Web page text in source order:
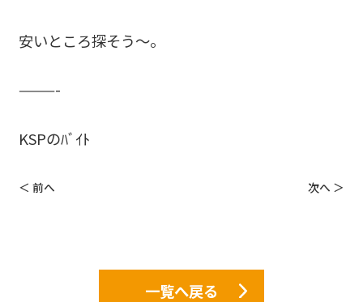
安いところ探そう～。
———-
KSPのﾊﾞｲﾄ
＜ 前へ 次へ ＞
一覧へ戻る